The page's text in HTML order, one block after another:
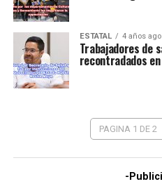
ESTATAL 4 años ago
Trabajadores de
recontradados
PAGINA 1 DE 2
-